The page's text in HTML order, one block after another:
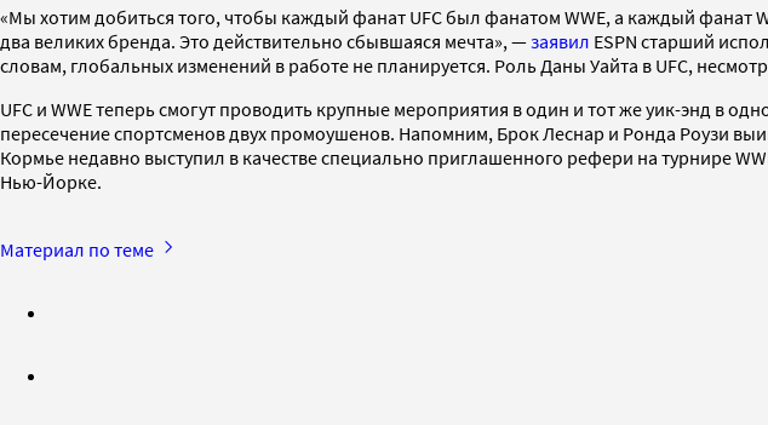
«Мы хотим добиться того, чтобы каждый фанат UFC был фанатом WWE, а каждый фанат
два великих бренда. Это действительно сбывшаяся мечта», —заявил ESPN старший
словам, глобальных изменений в работе не планируется. Роль Даны Уайта в UFC,
UFC и WWE теперь смогут проводить крупные мероприятия в один и тот же уик-энд в
пересечение спортсменов двух промоушенов. Напомним, Брок Леснар и Ронда Роузи
Кормье недавно выступил в качестве специально приглашенного рефери на турнире
Нью-Йорке.
Материал по теме